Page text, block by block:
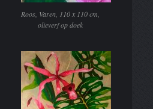
Roos, Varen, 110 x 110 cm,
olieverf op doek